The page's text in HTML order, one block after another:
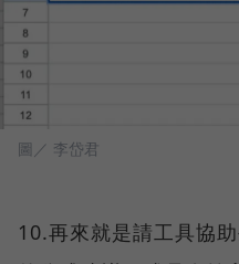
圖／ 李岱君
10.再來就是請工具協